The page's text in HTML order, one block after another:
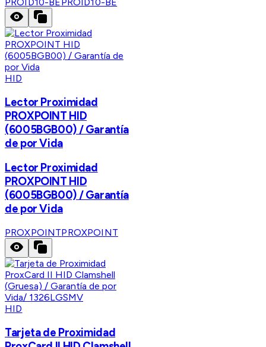
HID
Lector Proximidad
PROXPOINT HID
(6005BGB00) / Garantía
de por Vida
Lector Proximidad
PROXPOINT HID
(6005BGB00) / Garantía
de por Vida
PROXPOINTPROXPOINT
HID
Tarjeta de Proximidad